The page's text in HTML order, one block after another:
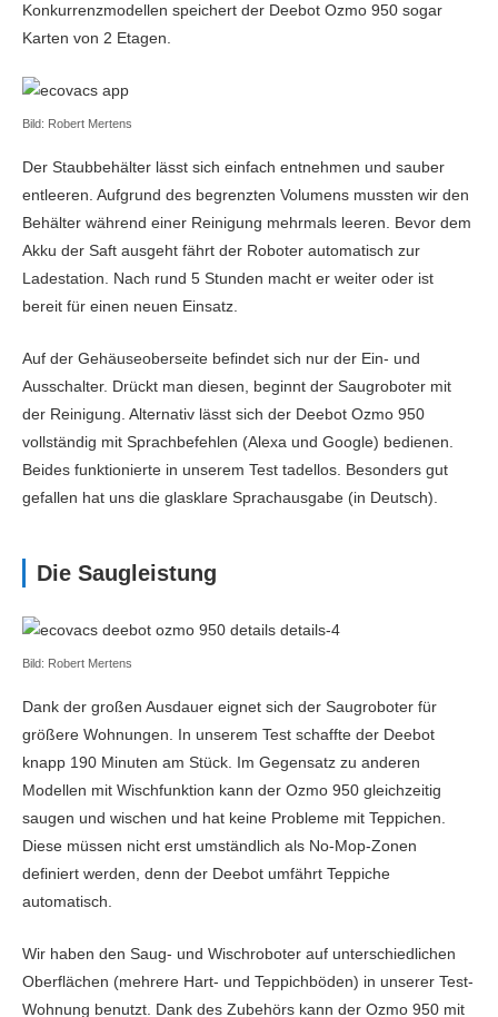
Konkurrenzmodellen speichert der Deebot Ozmo 950 sogar
Karten von 2 Etagen.
Bild: Robert Mertens
Der Staubbehälter lässt sich einfach entnehmen und sauber
entleeren. Aufgrund des begrenzten Volumens mussten wir den
Behälter während einer Reinigung mehrmals leeren. Bevor dem
Akku der Saft ausgeht fährt der Roboter automatisch zur
Ladestation. Nach rund 5 Stunden macht er weiter oder ist
bereit für einen neuen Einsatz.
Auf der Gehäuseoberseite befindet sich nur der Ein- und
Ausschalter. Drückt man diesen, beginnt der Saugroboter mit
der Reinigung. Alternativ lässt sich der Deebot Ozmo 950
vollständig mit Sprachbefehlen (Alexa und Google) bedienen.
Beides funktionierte in unserem Test tadellos. Besonders gut
gefallen hat uns die glasklare Sprachausgabe (in Deutsch).
Die Saugleistung
Bild: Robert Mertens
Dank der großen Ausdauer eignet sich der Saugroboter für
größere Wohnungen. In unserem Test schaffte der Deebot
knapp 190 Minuten am Stück. Im Gegensatz zu anderen
Modellen mit Wischfunktion kann der Ozmo 950 gleichzeitig
saugen und wischen und hat keine Probleme mit Teppichen.
Diese müssen nicht erst umständlich als No-Mop-Zonen
definiert werden, denn der Deebot umfährt Teppiche
automatisch.
Wir haben den Saug- und Wischroboter auf unterschiedlichen
Oberflächen (mehrere Hart- und Teppichböden) in unserer Test-
Wohnung benutzt. Dank des Zubehörs kann der Ozmo 950 mit